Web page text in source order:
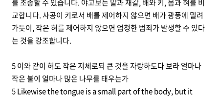
를 조종할 수 있습니다. 야고보는 말과 재갈, 배와 키, 몸과 혀를 비
교합니다. 사공이 키로서 배를 제어하지 않으면 배가 광풍에 밀려
가듯이, 작은 혀를 제어하지 않으면 엄청한 범죄가 발생할 수 있다
는 것을 강조합니다.
5 이와 같이 혀도 작은 지체로되 큰 것을 자랑하도다 보라 얼마나
작은 불이 얼마나 많은 나무를 태우는가
5 Likewise the tongue is a small part of the body, but it